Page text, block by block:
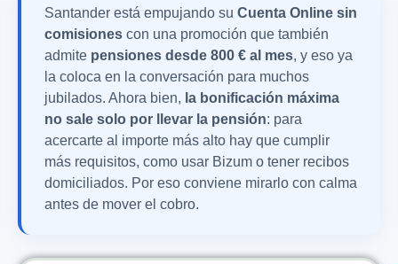
Santander está empujando su Cuenta Online sin
comisiones con una promoción que también
admite pensiones desde 800 € al mes, y eso ya
la coloca en la conversación para muchos
jubilados. Ahora bien, la bonificación máxima
no sale solo por llevar la pensión: para
acercarte al importe más alto hay que cumplir
más requisitos, como usar Bizum o tener recibos
domiciliados. Por eso conviene mirarlo con calma
antes de mover el cobro.